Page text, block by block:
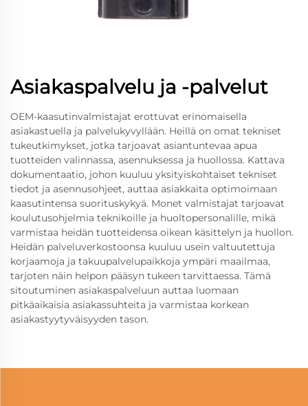
Asiakaspalvelu ja -palvelut
OEM-kaasutinvalmistajat erottuvat erinomaisella
asiakastuella ja palvelukyvyllään. Heillä on omat tekniset
tukeutkimykset, jotka tarjoavat asiantuntevaa apua
tuotteiden valinnassa, asennuksessa ja huollossa. Kattava
dokumentaatio, johon kuuluu yksityiskohtaiset tekniset
tiedot ja asennusohjeet, auttaa asiakkaita optimoimaan
kaasutintensa suorituskykyä. Monet valmistajat tarjoavat
koulutusohjelmia teknikoille ja huoltopersonalille, mikä
varmistaa heidän tuotteidensa oikean käsittelyn ja huollon.
Heidän palveluverkostoonsa kuuluu usein valtuutettuja
korjaamoja ja takuupalvelupaikkoja ympäri maailmaa,
tarjoten näin helpon pääsyn tukeen tarvittaessa. Tämä
sitoutuminen asiakaspalveluun auttaa luomaan
pitkäaikaisia asiakassuhteita ja varmistaa korkean
asiakastyytyväisyyden tason.